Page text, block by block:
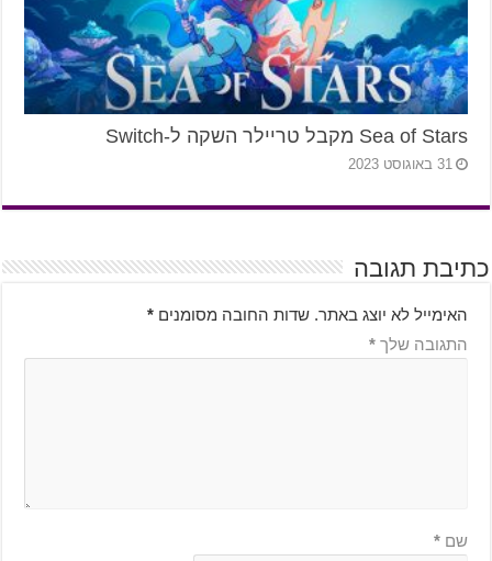
Sea of Stars מקבל טריילר השקה ל-Switch
31 באוגוסט 2023
כתיבת תגובה
האימייל לא יוצג באתר. שדות החובה מסומנים *
התגובה שלך *
שם *